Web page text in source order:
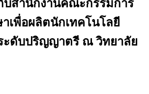
บสำนักงานคณะกรรมการ
เพื่อผลิตนักเทคโนโลยี
ะดับปริญญาตรี ณ วิทยาลัย